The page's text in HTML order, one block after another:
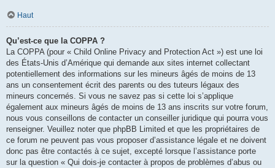
Haut
Qu’est-ce que la COPPA ?
La COPPA (pour « Child Online Privacy and Protection Act ») est une loi
des États-Unis d’Amérique qui demande aux sites internet collectant
potentiellement des informations sur les mineurs âgés de moins de 13
ans un consentement écrit des parents ou des tuteurs légaux des
mineurs concernés. Si vous ne savez pas si cette loi s’applique
également aux mineurs âgés de moins de 13 ans inscrits sur votre forum,
nous vous conseillons de contacter un conseiller juridique qui pourra vous
renseigner. Veuillez noter que phpBB Limited et que les propriétaires de
ce forum ne peuvent pas vous proposer d’assistance légale et ne doivent
donc pas être contactés à ce sujet, excepté lorsque l’assistance porte
sur la question « Qui dois-je contacter à propos de problèmes d’abus ou